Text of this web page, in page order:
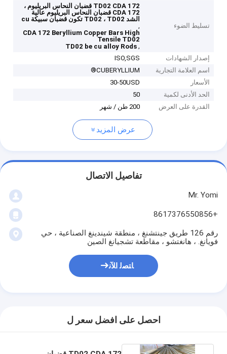
تسليط الضوء
TD02 CDA 172 قضبان النحاس البريليوم ،
CDA 172 قضبان النحاس البريليوم عالية
الشد TD02 ، TD02 تكون قضبان سبيكة cu
,
CDA 172 Beryllium Copper Bars High
Tensile TD02
,
TD02 be cu alloy Rods
إصدار الشهادات
ISO,SGS
اسم العلامة التجارية
CUBERYLLIUM®
الأسعار
30-50USD
الحد الأدنى لكمية
50
القدرة على العرض
200 طن / شهر
عرض المزيد
تفاصيل الاتصال
Mr. Yomi
+8617376550856
رقم 126 طريق جينتشنغ ، منطقة شيندينغ الصناعية ، حي
فويانغ. ، هانغتشو ، مقاطعة تشجيانغ الصين
ﺎﺘﺼﻟ ﺍﻶﻧ
احصل على افضل سعر ل